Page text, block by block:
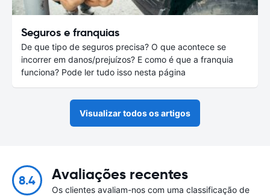
Seguros e franquias
De que tipo de seguros precisa? O que acontece se
incorrer em danos/prejuízos? E como é que a franquia
funciona? Pode ler tudo isso nesta página
Visualizar todos os artigos
8.4 Avaliações recentes
Os clientes avaliam-nos com uma classificação de